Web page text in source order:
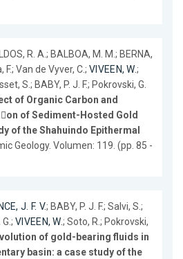
R. A.; BALBOA, M. M.; BERNA,
F.; Van de Vyver, C.; VIVEEN, W.;
S.; BABY, P. J. F.; Pokrovski, G.
of Organic Carbon and
of Sediment-Hosted Gold
of the Shahuindo Epithermal
Geology. Volumen: 119. (pp. 85 -
J. F. V.; BABY, P. J. F.; Salvi, S.;
VIVEEN, W.; Soto, R.; Pokrovski,
of gold-bearing fluids in
basin: a case study of the